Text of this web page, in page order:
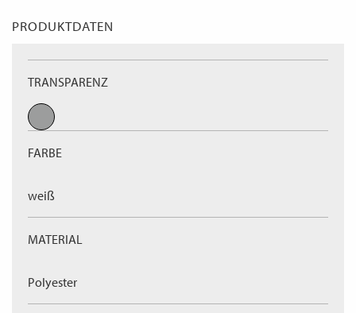
PRODUKTDATEN
TRANSPARENZ
FARBE
weiß
MATERIAL
Polyester